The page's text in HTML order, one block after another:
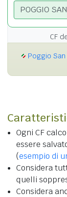
CF
Poggio
Ogni CF
essere
(esempio di
Considera
quelli
Considera